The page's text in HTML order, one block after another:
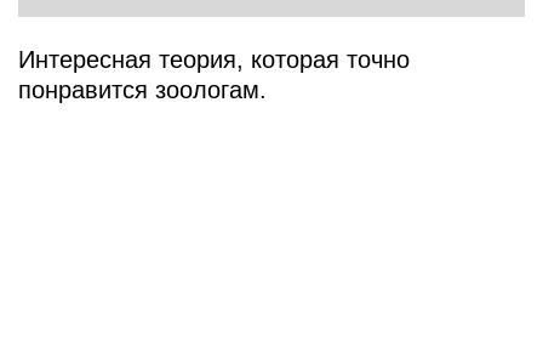
Интересная теория, которая точно
понравится зоологам.